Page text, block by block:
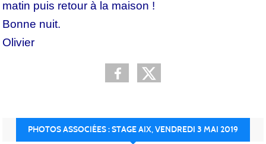
matin puis retour à la maison !
Bonne nuit.
Olivier
PHOTOS ASSOCIÉES : STAGE AIX, VENDREDI 3 MAI 2019